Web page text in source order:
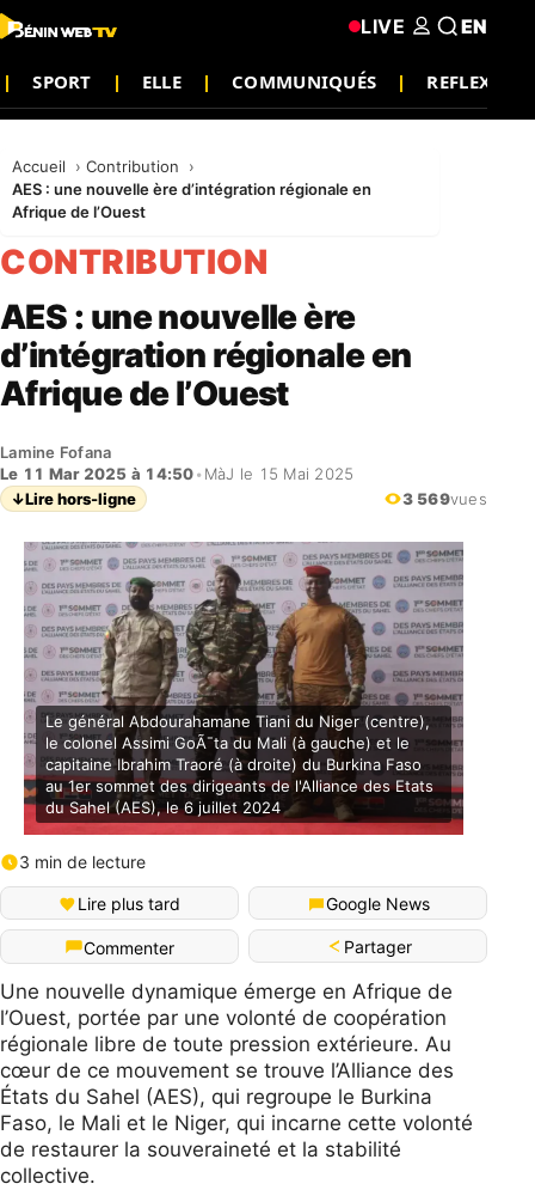
SPORT ELLE COMMUNIQUÉS REFLEXION
LIVE EN
Accueil
Contribution
AES : une nouvelle ère d’intégration régionale en
Afrique de l’Ouest
CONTRIBUTION
AES : une nouvelle ère
d’intégration régionale en
Afrique de l’Ouest
Lamine Fofana
Le 11 Mar 2025 à 14:50• MàJ le 15 Mai 2025
↓Lire hors-ligne 3 569vues
Le général Abdourahamane Tiani du Niger (centre),
le colonel Assimi GoÃ¯ta du Mali (à gauche) et le
capitaine Ibrahim Traoré (à droite) du Burkina Faso
au 1er sommet des dirigeants de l'Alliance des Etats
du Sahel (AES), le 6 juillet 2024
3 min de lecture
Lire plus tard Google News
Commenter Partager
Une nouvelle dynamique émerge en Afrique de
l’Ouest, portée par une volonté de coopération
régionale libre de toute pression extérieure. Au
cœur de ce mouvement se trouve l’Alliance des
États du Sahel (AES), qui regroupe le Burkina
Faso, le Mali et le Niger, qui incarne cette volonté
de restaurer la souveraineté et la stabilité
collective.